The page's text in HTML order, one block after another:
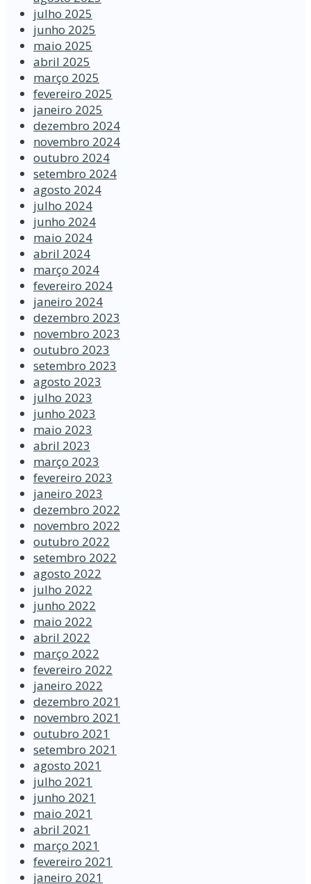
julho 2025
junho 2025
maio 2025
abril 2025
março 2025
fevereiro 2025
janeiro 2025
dezembro 2024
novembro 2024
outubro 2024
setembro 2024
agosto 2024
julho 2024
junho 2024
maio 2024
abril 2024
março 2024
fevereiro 2024
janeiro 2024
dezembro 2023
novembro 2023
outubro 2023
setembro 2023
agosto 2023
julho 2023
junho 2023
maio 2023
abril 2023
março 2023
fevereiro 2023
janeiro 2023
dezembro 2022
novembro 2022
outubro 2022
setembro 2022
agosto 2022
julho 2022
junho 2022
maio 2022
abril 2022
março 2022
fevereiro 2022
janeiro 2022
dezembro 2021
novembro 2021
outubro 2021
setembro 2021
agosto 2021
julho 2021
junho 2021
maio 2021
abril 2021
março 2021
fevereiro 2021
janeiro 2021